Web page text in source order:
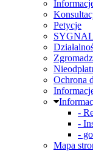
Petycje
Ochrona
-
-
-
Mapa